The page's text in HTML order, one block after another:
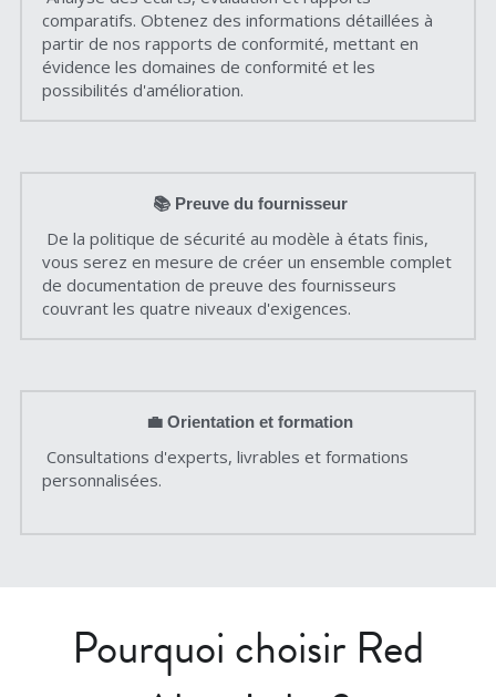
comparatifs. Obtenez des informations détaillées à
partir de nos rapports de conformité, mettant en
évidence les domaines de conformité et les
possibilités d'amélioration.
📚 Preuve du fournisseur
vous serez en mesure de créer un ensemble complet
de documentation de preuve des fournisseurs
couvrant les quatre niveaux d'exigences.
💼 Orientation et formation
Consultations d'experts, livrables et formations
personnalisées.